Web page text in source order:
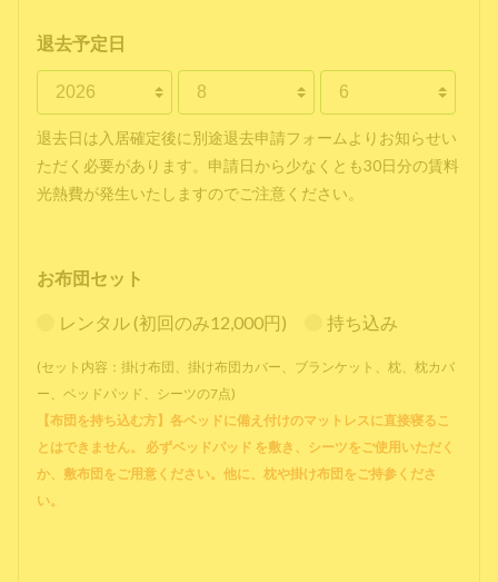
退去予定日
退去日は入居確定後に別途退去申請フォームよりお知らせい
ただく必要があります。申請日から少なくとも30日分の賃料
光熱費が発生いたしますのでご注意ください。
お布団セット
レンタル (初回のみ12,000円) 持ち込み
(セット内容：掛け布団、掛け布団カバー、ブランケット、枕、枕カバ
ー、ベッドパッド、シーツの7点)
【布団を持ち込む方】各ベッドに備え付けのマットレスに直接寝るこ
とはできません。 必ずベッドパッド を敷き、シーツをご使用いただく
か、敷布団をご用意ください。他に、枕や掛け布団をご持参くださ
い。